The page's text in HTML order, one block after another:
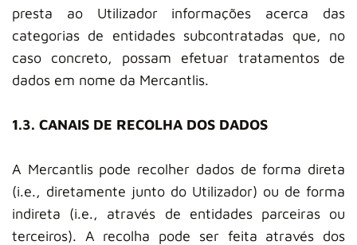
presta ao Utilizador informações acerca das
categorias de entidades subcontratadas que, no
caso concreto, possam efetuar tratamentos de
dados em nome da Mercantlis.
1.3. CANAIS DE RECOLHA DOS DADOS
A Mercantlis pode recolher dados de forma direta
(i.e., diretamente junto do Utilizador) ou de forma
indireta (i.e., através de entidades parceiras ou
terceiros). A recolha pode ser feita através dos